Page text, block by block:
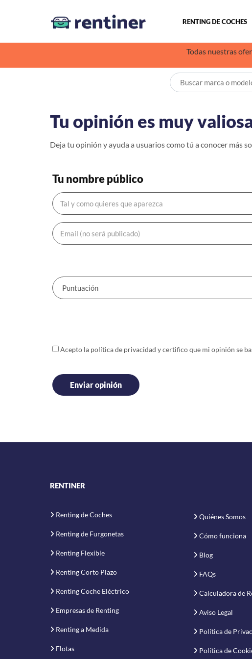
RENTING DE COCHES
Todas nuestras
Tu opinión es muy
Deja tu opinión y ayuda a usuarios como tú a conocer más
Tu nombre público
Acepto la política de privacidad y certifico que mi opinión se
RENTINER
Renting de Coches
Renting de Furgonetas
Renting Flexible
Renting Corto Plazo
Renting Coche Eléctrico
Empresas de Renting
Renting a Medida
Flotas
Quiénes Somos
Cómo funciona
Blog
FAQs
Calculadora de
Aviso Legal
Política de
Política de